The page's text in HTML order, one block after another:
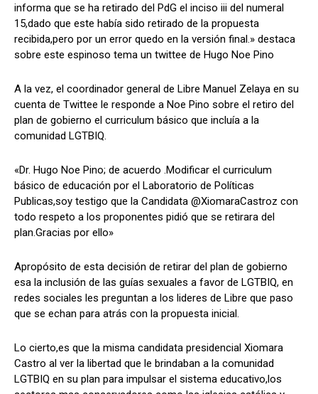
informa que se ha retirado del PdG el inciso iii del numeral
15,dado que este había sido retirado de la propuesta
recibida,pero por un error quedo en la versión final.» destaca
sobre este espinoso tema un twittee de Hugo Noe Pino
A la vez, el coordinador general de Libre Manuel Zelaya en su
cuenta de Twittee le responde a Noe Pino sobre el retiro del
plan de gobierno el curriculum básico que incluía a la
comunidad LGTBIQ.
«Dr. Hugo Noe Pino; de acuerdo .Modificar el curriculum
básico de educación por el Laboratorio de Políticas
Publicas,soy testigo que la Candidata @XiomaraCastroz con
todo respeto a los proponentes pidió que se retirara del
plan.Gracias por ello»
Apropósito de esta decisión de retirar del plan de gobierno
esa la inclusión de las guías sexuales a favor de LGTBIQ, en
redes sociales les preguntan a los lideres de Libre que paso
que se echan para atrás con la propuesta inicial.
Lo cierto,es que la misma candidata presidencial Xiomara
Castro al ver la libertad que le brindaban a la comunidad
LGTBIQ en su plan para impulsar el sistema educativo,los